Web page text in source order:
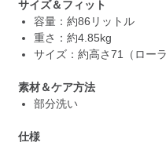
サイズ＆フィット
容量：約86リットル
重さ：約4.85kg
サイズ：約高さ71（ロー
素材＆ケア方法
部分洗い
仕様